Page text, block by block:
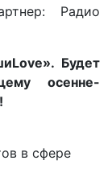
Радио
Будет
осенне-
в сфере